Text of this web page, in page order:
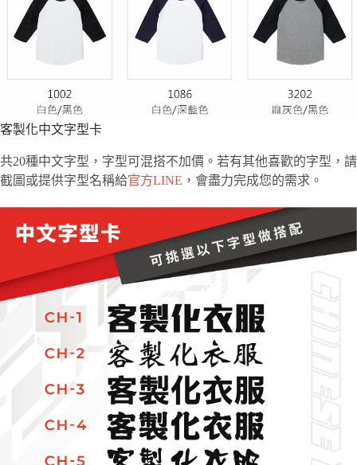
客製化中文字型卡
共20種中文字型，字型可混搭不加價。若有其他喜歡的字型，請
截圖或提供字型名稱給官方LINE ，會盡力完成您的需求。